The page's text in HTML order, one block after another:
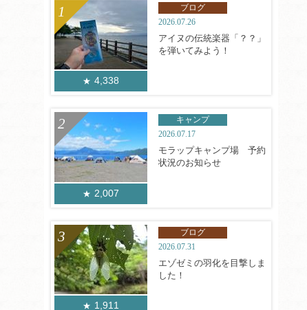
4,338
ブログ
2026.07.26
アイヌの伝統楽器「？？」
を弾いてみよう！
2,007
キャンプ
2026.07.17
モラップキャンプ場 予約
状況のお知らせ
1,911
ブログ
2026.07.31
エゾゼミの羽化を目撃しま
した！